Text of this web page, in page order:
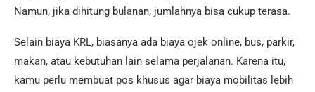
Namun, jika dihitung bulanan, jumlahnya bisa cukup terasa.
Selain biaya KRL, biasanya ada biaya ojek online, bus, parkir,
makan, atau kebutuhan lain selama perjalanan. Karena itu,
kamu perlu membuat pos khusus agar biaya mobilitas lebih